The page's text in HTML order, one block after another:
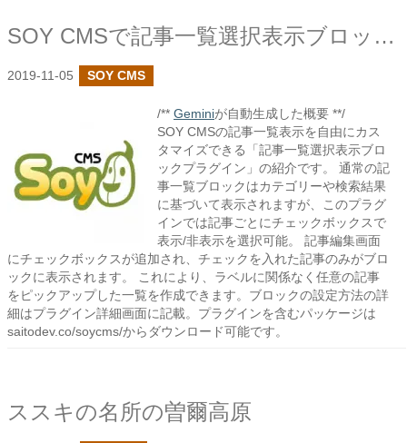
SOY CMSで記事一覧選択表示ブロックプラグインを作成しました
2019-11-05 SOY CMS
/** Geminiが自動生成した概要 **/
SOY CMSの記事一覧表示を自由にカス
タマイズできる「記事一覧選択表示ブロ
ックプラグイン」の紹介です。 通常の記
事一覧ブロックはカテゴリーや検索結果
に基づいて表示されますが、このプラグ
インでは記事ごとにチェックボックスで
表示/非表示を選択可能。 記事編集画面
にチェックボックスが追加され、チェックを入れた記事のみがブロ
ックに表示されます。 これにより、ラベルに関係なく任意の記事
をピックアップした一覧を作成できます。ブロックの設定方法の詳
細はプラグイン詳細画面に記載。プラグインを含むパッケージは
saitodev.co/soycms/からダウンロード可能です。
ススキの名所の曽爾高原